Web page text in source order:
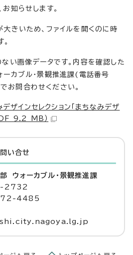
知らせします。
大きいため、ファイルを開くのに時
ない画像データです。内容を確認した
ーカブル・景観推進課(電話番号
問合わせください。
ザインセレクション「まちなみデザ
9.2 MB）
い合せ
ウォーカブル・景観推進課
2732
972-4485